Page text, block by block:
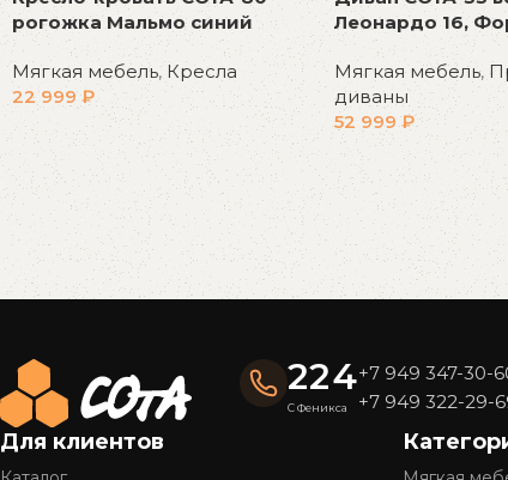
рогожка Мальмо синий
Мягкая мебель, Кресла
22 999₽
В корзину
Леонардо 16,
Мягкая мебель,
диваны
52 999₽
В корзину
Read More
224
С Феникса
+7 949 347-30-
+7 949 322-29-
Для клиентов